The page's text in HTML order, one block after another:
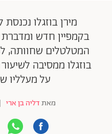
מירן בוזגלו
בקמפיין חדש
המטלטלים שחוותה,
בוזגלו ממסיבה
על מעלליו
מאתדליה בן ארי |